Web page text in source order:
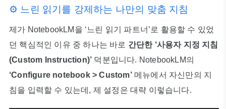
⚙️ 느린 읽기를 강제하는 나만의 맞춤 지침
제가 NotebookLM을 ‘느린 읽기 파트너’로 활용할 수 있었
던 핵심적인 이유 중 하나는 바로 간단한 ‘사용자 지정 지침
(Custom Instruction)’ 덕분입니다. NotebookLM의
‘Configure notebook > Custom’메뉴에서 자신만의 지
침을 입력할 수 있는데, 제 설정은 대략 이렇습니다.